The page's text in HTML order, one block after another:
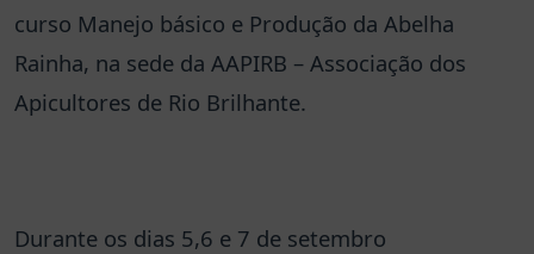
curso Manejo básico e Produção da Abelha
Rainha, na sede da AAPIRB – Associação dos
Apicultores de Rio Brilhante.
Durante os dias 5,6 e 7 de setembro